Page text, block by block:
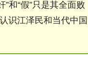
和“假”只是其全面败
识江泽民和当代中国